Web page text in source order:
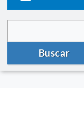
Buscar